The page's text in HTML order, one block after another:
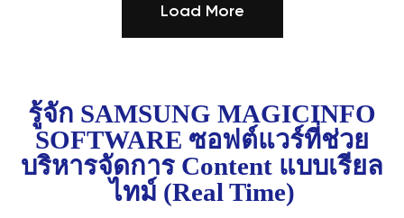
Load More
รู้จัก SAMSUNG MAGICINFO
SOFTWARE ซอฟต์แวร์ที่ช่วย
บริหารจัดการ Content แบบเรียล
ไทม์ (Real Time)